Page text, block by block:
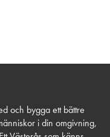
och bygga ett bättre
i din omgivning,